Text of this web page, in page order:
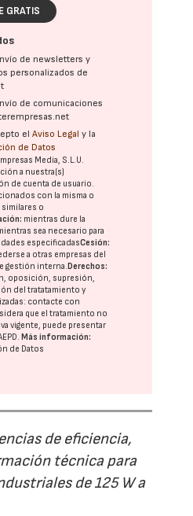
GRATIS
de newsletters y
personalizados de
de comunicaciones
elAviso Legal y la
de Datos
Media, S.L.U.
a nuestra(s)
de cuenta de usuario.
con la misma o
o
mientras dure la
sea necesario para
especificadasCesión:
a otras empresas del
gestión interna. Derechos:
oposición, supresión,
del tratatamiento y
contacte con
que el tratamiento no
vigente, puede presentar
. Más información:
de Datos
de eficiencia,
técnica para
de 125 W a